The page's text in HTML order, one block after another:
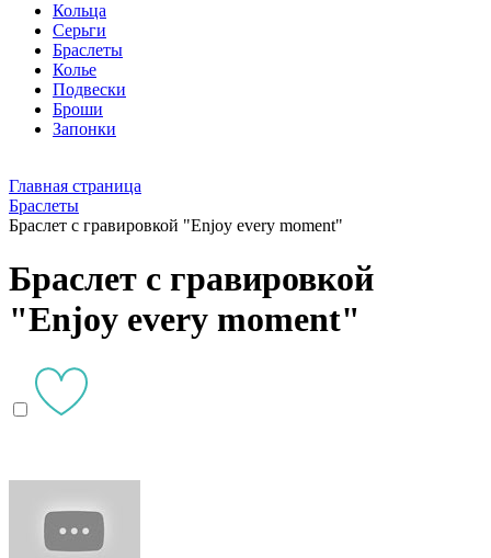
Кольца
Серьги
Браслеты
Колье
Подвески
Броши
Запонки
Главная страница
Браслеты
Браслет с гравировкой "Enjoy every moment"
Браслет с гравировкой
"Enjoy every moment"